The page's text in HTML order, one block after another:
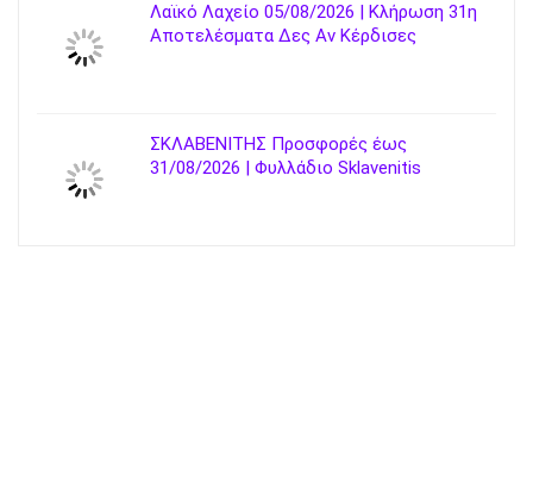
Λαϊκό Λαχείο 05/08/2026 | Κλήρωση 31η
Αποτελέσματα Δες Αν Κέρδισες
ΣΚΛΑΒΕΝΙΤΗΣ Προσφορές έως
31/08/2026 | Φυλλάδιο Sklavenitis